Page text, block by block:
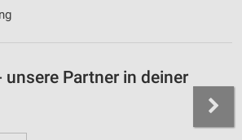
unsere Partner in deiner